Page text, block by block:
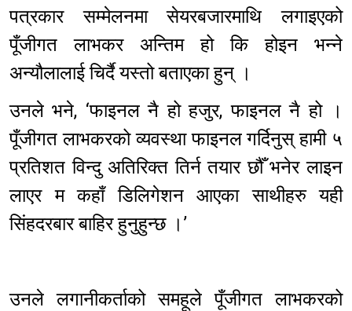
पत्रकार सम्मेलनमा सेयरबजारमाथि लगाइएको
पूँजीगत लाभकर अन्तिम हो कि होइन भन्ने
अन्यौलालाई चिर्दै यस्तो बताएका हुन् ।
उनले भने, ‘फाइनल नै हो हजुर, फाइनल नै हो ।
पूँजीगत लाभकरको व्यवस्था फाइनल गर्दिनुस् हामी ५
प्रतिशत विन्दु अतिरिक्त तिर्न तयार छौँ भनेर लाइन
लाएर म कहाँ डिलिगेशन आएका साथीहरु यही
सिंहदरबार बाहिर हुनुहुन्छ ।’
उनले लगानीकर्ताको समहूले पूँजीगत लाभकरको